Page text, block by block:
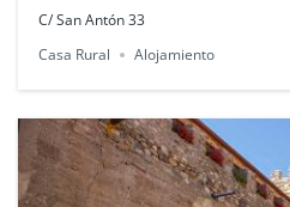
C/ San Antón 33
Casa Rural
Alojamiento